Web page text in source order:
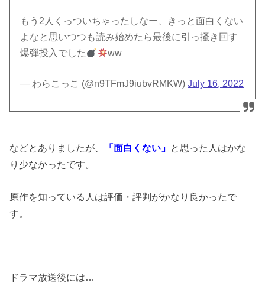
もう2人くっついちゃったしなー、きっと面白くない
よなと思いつつも読み始めたら最後に引っ掻き回す
爆弾投入でした
ww
— わらこっこ (@n9TFmJ9iubvRMKW)July 16, 2022
などとありましたが、 「面白くない」 と思った人はかな
り少なかったです。
原作を知っている人は評価・評判がかなり良かったで
す。
ドラマ放送後には…